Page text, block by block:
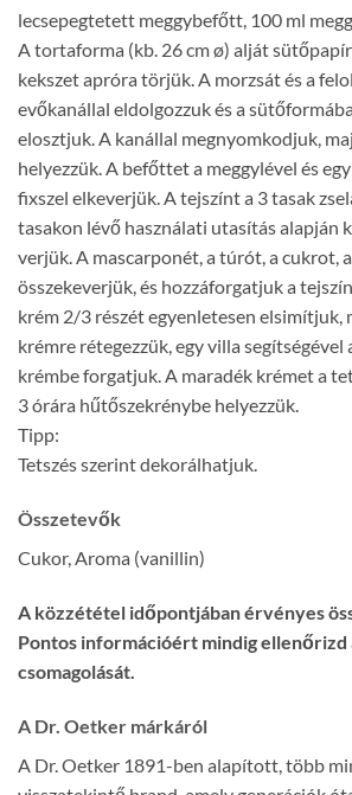
lecsepegtetett meggybefőtt, 100 ml
A tortaforma (kb. 26 cm ø) alját
kekszet apróra törjük. A morzsát és a
evőkanállal eldolgozzuk és a
elosztjuk. A kanállal megnyomkodjuk,
helyezzük. A befőttet a meggylével és
fixszel elkeverjük. A tejszínt a 3 tasak
tasakon lévő használati utasítás alapján
verjük. A mascarponét, a túrót, a cukrot,
összekeverjük, és hozzáforgatjuk a
krém 2/3 részét egyenletesen elsimítjuk,
krémre rétegezzük, egy villa segítségével
krémbe forgatjuk. A maradék krémet a
3 órára hűtőszekrénybe helyezzük.
Tipp:
Tetszés szerint dekorálhatjuk.
Összetevők
Cukor, Aroma (vanillin)
A közzététel időpontjában érvényes
Pontos információért mindig ellenőrizd
csomagolását.
A Dr. Oetker márkáról
A Dr. Oetker 1891-ben alapított, több